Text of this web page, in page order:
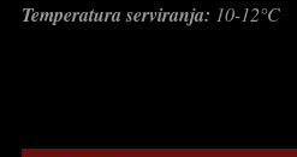
Temperatura serviranja: 10-12°C